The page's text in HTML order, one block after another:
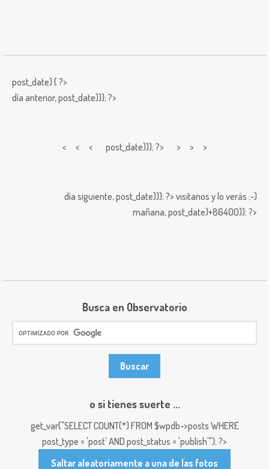
post_date) { ?>
día anterior,post_date))); ?>
< < < post_date))); ?> > > >
día siguiente,post_date))); ?> visitanos y lo verás ;-)
mañana,post_date)+86400)); ?>
Busca en Observatorio
o si tienes suerte ...
get_var("SELECT COUNT(*) FROM $wpdb->posts WHERE
post_type = 'post' AND post_status = 'publish'"); ?>
Saltar aleatoriamente a una de las fotos